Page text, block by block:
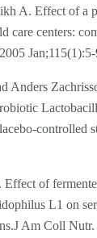
A. Effect of a
care centers:
Jan;115(1):5-
Anders
controlled
of
L1 on
Am Coll